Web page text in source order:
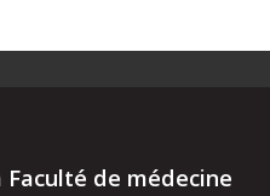
Faculté de médecine